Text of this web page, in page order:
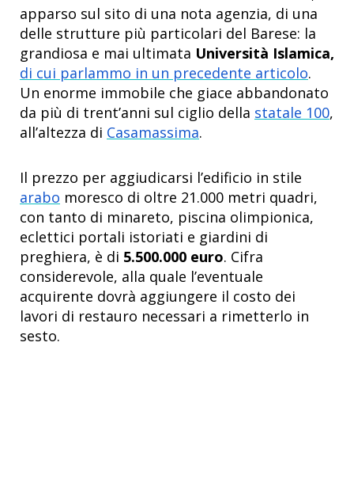
apparso sul sito di una nota agenzia, di una
delle strutture più particolari del Barese: la
grandiosa e mai ultimata Università Islamica,
di cui parlammo in un precedente articolo.
Un enorme immobile che giace abbandonato
da più di trent’anni sul ciglio della statale 100,
all’altezza di Casamassima.
Il prezzo per aggiudicarsi l’edificio in stile
arabo moresco di oltre 21.000 metri quadri,
con tanto di minareto, piscina olimpionica,
eclettici portali istoriati e giardini di
preghiera, è di 5.500.000 euro. Cifra
considerevole, alla quale l’eventuale
acquirente dovrà aggiungere il costo dei
lavori di restauro necessari a rimetterlo in
sesto.